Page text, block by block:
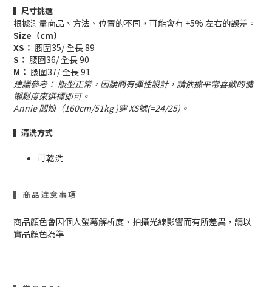
▍尺寸挑選
根據測量商品、方法、位置的不同，可能會有 +5% 左右的誤差。
Size（cm）
XS： 腰圍35/ 全長 89
S： 腰圍36/ 全長 90
M： 腰圍37/ 全長 91
建議參考： 版型正常，因腰間有彈性設計，請依據平常喜歡的慵
懶鬆度來選擇即可。
Annie 闆娘（160cm/51kg )穿 XS號(=24/25)。
▍清洗方式
可乾洗
▍商品注意事項
商品顏色會因個人螢幕解析度、拍攝光線影響而有所差異，請以
實品顏色為準